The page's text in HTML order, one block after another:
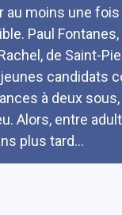
moins une
Paul
de Saint-
candidats
à deux
Alors, entre
plus tard...